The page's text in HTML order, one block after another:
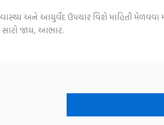
અને આયુર્વેદ ઉપચાર વિશે માહિતી
સારો જાય, આભાર.